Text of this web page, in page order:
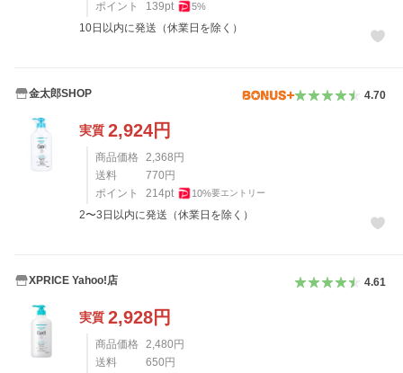
ポイント 139pt 5%
10日以内に発送（休業日を除く）
金太郎SHOP 4.70
実質 2,924円
商品価格 2,368 円
送料
770 円
ポイント
214pt 10%要エントリー
2〜3日以内に発送（休業日を除く）
XPRICE Yahoo!店 4.61
実質 2,928円
商品価格 2,480 円
送料
650 円